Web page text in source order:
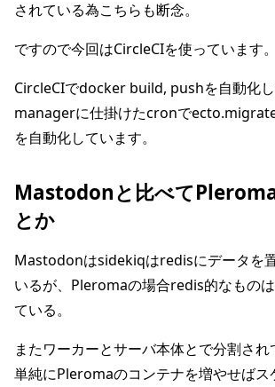
されている為こちらも断念。
ですので今回はCircleCIを使っています。
CircleCIでdocker build, pushを自動化
managerに仕掛けたcronで
を自動化しています。
Mastodonと比べて
とか
Mastodonはsidekiqはredisにデータを
いるが、Pleromaの場合redis的なもの
ている。
またワーカーとサーバ本体とで分割さ
単純にPleromaのコンテナを増やせばス